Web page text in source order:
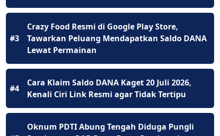
#3
Crazy Food Resmi di Google Play Store,
Tawarkan Peluang Mendapatkan Saldo DANA
Lewat Permainan
#4
Cara Klaim Saldo DANA Kaget 20 Juli 2026,
Kenali Ciri Link Resmi agar Tidak Tertipu
Oknum PDTI Abung Tengah Diduga Pungli